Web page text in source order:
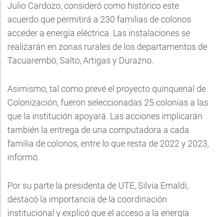
Julio Cardozo, consideró como histórico este
acuerdo que permitirá a 230 familias de colonos
acceder a energía eléctrica. Las instalaciones se
realizarán en zonas rurales de los departamentos de
Tacuarembó, Salto, Artigas y Durazno.
Asimismo, tal como prevé el proyecto quinquenal de
Colonización, fueron seleccionadas 25 colonias a las
que la institución apoyará. Las acciones implicarán
también la entrega de una computadora a cada
familia de colonos, entre lo que resta de 2022 y 2023,
informó.
Por su parte la presidenta de UTE, Silvia Emaldi,
destacó la importancia de la coordinación
institucional y explicó que el acceso a la energía